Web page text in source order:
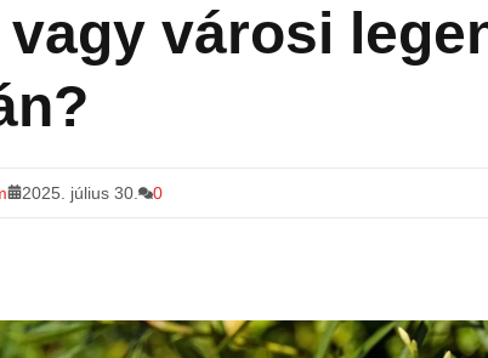
vagy városi
2025. július 30. 0